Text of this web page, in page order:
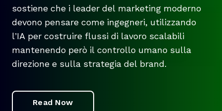
sostiene che i leader del marketing moderno
devono pensare come ingegneri, utilizzando
l’IA per costruire flussi di lavoro scalabili
mantenendo però il controllo umano sulla
direzione e sulla strategia del brand.
Read Now